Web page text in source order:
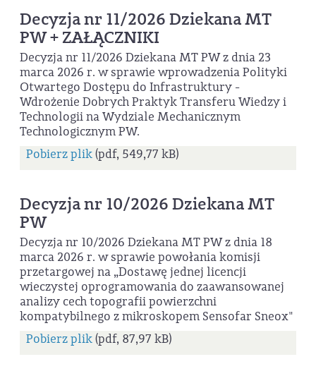
Decyzja nr 11/2026 Dziekana MT
PW + ZAŁĄCZNIKI
Decyzja nr 11/2026 Dziekana MT PW z dnia 23
marca 2026 r. w sprawie wprowadzenia Polityki
Otwartego Dostępu do Infrastruktury -
Wdrożenie Dobrych Praktyk Transferu Wiedzy i
Technologii na Wydziale Mechanicznym
Technologicznym PW.
Pobierz plik(pdf, 549,77 kB)
Decyzja nr 10/2026 Dziekana MT
PW
Decyzja nr 10/2026 Dziekana MT PW z dnia 18
marca 2026 r. w sprawie powołania komisji
przetargowej na „Dostawę jednej licencji
wieczystej oprogramowania do zaawansowanej
analizy cech topografii powierzchni
kompatybilnego z mikroskopem Sensofar Sneox"
Pobierz plik(pdf, 87,97 kB)